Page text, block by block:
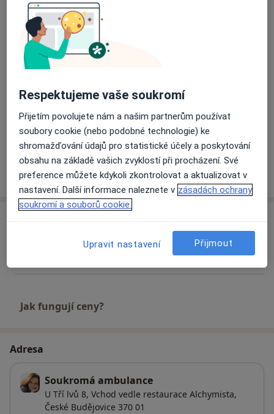
mládeží jsem dlouhodobě pracovala i jako pedagog.
Rovněž jsem spolupracovala s organizací DEBRA, která
se věnuje lidem s nemocí "motýlích křídel"
(epidermolysis bullosa congenita). Tato práce
zahrnovala kromě psychologické a terapeutické práce
Jsem řádnou členkou ČAP (Česká asociace pro
psychoterapii). Na terapie lze čerpat příspěvky od
některých zdravotních pojišťoven (viz
https://www.czap.cz/spoluprace-zp).
Fobie Trauma
Obavy
Neuróza
Pacienti, které ošetřuji
Děti
Typ návštěv
OsobněZobrazit adresy (1)
Více
o zkušenostech
Psychologické poradenství
Jak fungují ceny?
Adresa
Soukromá ambulance
U Tří lvů 8, Vchod vedle restaurace Alchymista,
České Budějovice 370 01
Respektujeme vaše soukromí
Přijetím povolujete nám a našim partnerům používat
soubory cookie (nebo podobné technologie) ke
shromažďování údajů pro statistické účely a poskytování
obsahu na základě vašich zvyklostí při procházení. Své
preference můžete kdykoli zkontrolovat a aktualizovat v
nastavení. Další informace naleznete v zásadách ochrany
soukromí a souborů cookie.
Upravit nastavení Přijmout